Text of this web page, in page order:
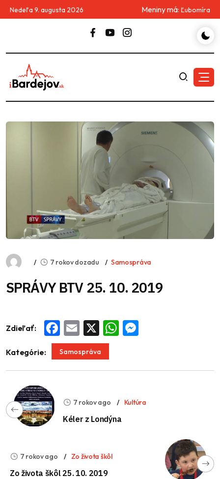
Nedeľa 9. augusta 2026 Meniny má: Ľubomíra
7 rokov dozadu Samospráva
SPRÁVY BTV 25. 10. 2019
Zdieľať: Facebook
Email WhatsApp
Kategórie: Samospráva
7 rokov ago Kultúra
Kéler z Londýna
7 rokov ago Zo života škôl
Zo života škôl 25. 10. 2019